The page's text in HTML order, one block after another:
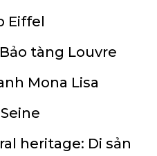
Eiffel
tàng Louvre
Mona Lisa
heritage: Di sản